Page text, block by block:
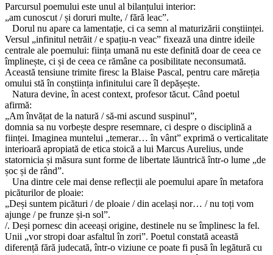
Parcursul poemului este unul al bilanțului interior:
„am cunoscut / și doruri multe, / fără leac”.
Dorul nu apare ca lamentație, ci ca semn al maturizării conștiinței.
Versul „infinitul netrăit / e spațiu-n veac” fixează una dintre ideile
centrale ale poemului: ființa umană nu este definită doar de ceea ce
împlinește, ci și de ceea ce rămâne ca posibilitate neconsumată.
Această tensiune trimite firesc la Blaise Pascal, pentru care măreția
omului stă în conștiința infinitului care îl depășește.
Natura devine, în acest context, profesor tăcut. Când poetul
afirmă:
„Am învățat de la natură / să-mi ascund suspinul”,
domnia sa nu vorbește despre resemnare, ci despre o disciplină a
ființei. Imaginea muntelui „temerar… în vânt” exprimă o verticalitate
interioară apropiată de etica stoică a lui Marcus Aurelius, unde
statornicia și măsura sunt forme de libertate lăuntrică într-o lume „de
șoc și de rând”.
Una dintre cele mai dense reflecții ale poemului apare în metafora
picăturilor de ploaie:
„Deși suntem picături / de ploaie / din același nor… / nu toți vom
ajunge / pe frunze și-n sol”.
/. Deși pornesc din aceeași origine, destinele nu se împlinesc la fel.
Unii „vor stropi doar asfaltul în zori”. Poetul constată această
diferență fără judecată, într-o viziune ce poate fi pusă în legătură cu